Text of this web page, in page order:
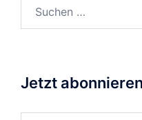
Jetzt abonnieren
Gib deine E-Mail-Adresse ein ...